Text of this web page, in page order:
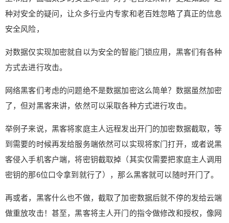
种对安全的疑问，让众多行业内专家和老百姓忽略了真正的信息
安全风险，
对数据仅实现加密就自以为安全的智能门锁应用，黑客们有各种
方式去进行攻击。
网络黑客们考虑的问题绝不是数据加密这么简单？数据虽然加密
了，但对黑客来讲，依然可以采取各种方式进行攻击。
举例子来说，黑客将家庭主人远程发出开门的加密数据截取，等
到需要的时候再发给服务端依然可以实现将家门打开，或者说黑
客侵入手机客户端，将密钥截取掉（其实仅需要把家庭主人调用
密钥的那6位口令拿到就行了），那么黑客就可以随时开门了。
再或者，黑客什么也不做，截取了加密数据后就不停的发给云端
做重放攻击！甚至，黑客将主人开门的指令做修改和授权，像网
是如此。这种对安全的疑问，让众多行业内专家和
老百姓忽略了真正的信息安全风险， 对数据仅实现
方式去进行攻击。 网络黑客们考虑的问题绝不是数
据加密这么简单？数据虽然加密了，但对黑客来
说，黑客将家庭主人远程发出开门的加密数据截
取，等到需要的时候再发给服务端依然可以实现将
取掉（其实仅需要把家庭主人调用密钥的那6位口令
拿到就行了），那么黑客就可以随时开门了。 再或
发给云端做重放攻击！甚至，黑客将主人开门的指
令做修改和授权，像网络视频VIP用户口令售卖一样
智能设备，在主人不知情的情况下，打开了摄像
头，复制了控制智能家居的其他系统……. 以多年信